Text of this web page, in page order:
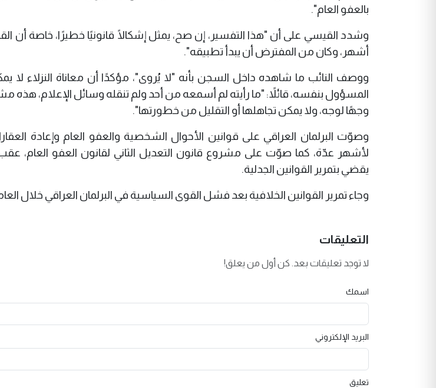
بالعفو العام".
وشدد القيسي على أن "هذا التفسير، إن صح، يمثل إشكالًا قانونيًا خطيرًا، خاصة أن
أشهر، وكان من المفترض أن يبدأ تطبيقه".
ووصف النائب ما شاهده داخل السجن بأنه "لا يُروى"، مؤكدًا أن معاناة النزلاء لا
المسؤول بنفسه، قائلاً: "ما رأيته لم أسمعه من أحد ولم تنقله وسائل الإعلام،
وجهًا لوجه، ولا يمكن تجاهلها أو التقليل من خطورتها".
وصوّت البرلمان العراقي على قوانين الأحوال الشخصية والعفو العام وإعادة
لأشهر عدّة، كما صوّت على مشروع قانون التعديل الثاني لقانون العفو العام،
يقضي بتمرير القوانين الجدلية.
وجاء تمرير القوانين الخلافية بعد فشل القوى السياسية في البرلمان العراقي خلال
التعليقات
لا توجد تعليقات بعد. كن أول من يعلق!
اسمك
البريد الإلكتروني
تعليق